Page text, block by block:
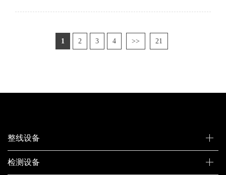
1 2 3 4 >> 21
整线设备
检测设备